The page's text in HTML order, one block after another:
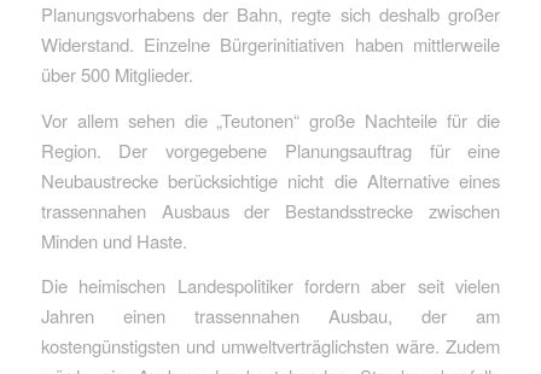
Planungsvorhabens der Bahn, regte sich deshalb großer
Widerstand. Einzelne Bürgerinitiativen haben mittlerweile
über 500 Mitglieder.
Vor allem sehen die „Teutonen“ große Nachteile für die
Region. Der vorgegebene Planungsauftrag für eine
Neubaustrecke berücksichtige nicht die Alternative eines
trassennahen Ausbaus der Bestandsstrecke zwischen
Minden und Haste.
Die heimischen Landespolitiker fordern aber seit vielen
Jahren einen trassennahen Ausbau, der am
kostengünstigsten und umweltverträglichsten wäre. Zudem